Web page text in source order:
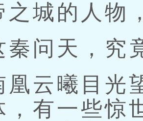
之城的人物
天，究
曦目光望
，有一些惊